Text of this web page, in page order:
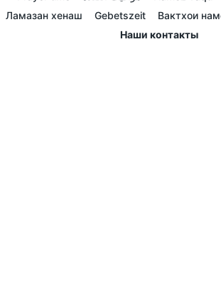
Ламазан хенаш
Gebetszeit Вактхои
Наши контакты